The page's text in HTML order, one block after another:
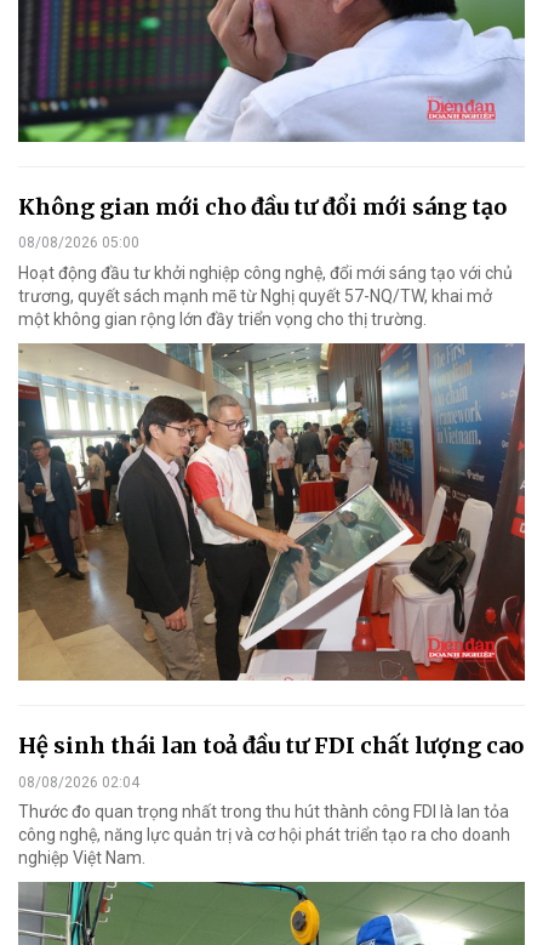
Không gian mới cho đầu tư đổi mới sáng tạo
08/08/2026 05:00
Hoạt động đầu tư khởi nghiệp công nghệ, đổi mới sáng tạo với chủ
trương, quyết sách mạnh mẽ từ Nghị quyết 57-NQ/TW, khai mở
một không gian rộng lớn đầy triển vọng cho thị trường.
Hệ sinh thái lan toả đầu tư FDI chất lượng cao
08/08/2026 02:04
Thước đo quan trọng nhất trong thu hút thành công FDI là lan tỏa
công nghệ, năng lực quản trị và cơ hội phát triển tạo ra cho doanh
nghiệp Việt Nam.